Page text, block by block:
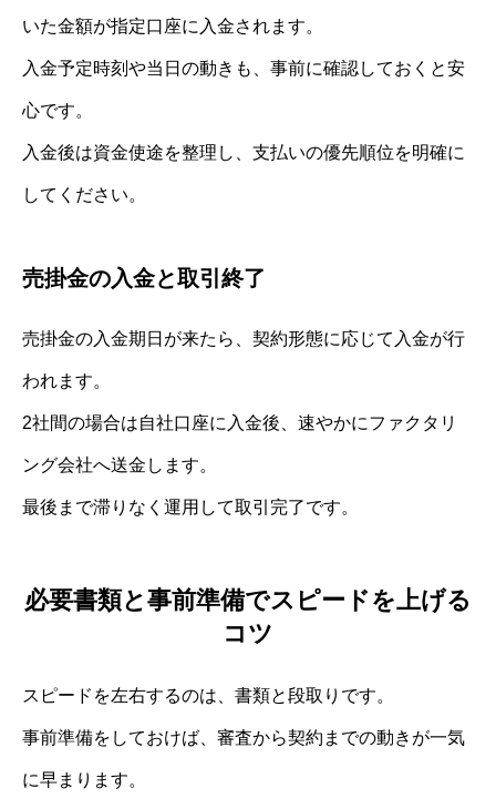
いた金額が指定口座に入金されます。
入金予定時刻や当日の動きも、事前に確認しておくと安
心です。
入金後は資金使途を整理し、支払いの優先順位を明確に
してください。
売掛金の入金と取引終了
売掛金の入金期日が来たら、契約形態に応じて入金が行
われます。
2社間の場合は自社口座に入金後、速やかにファクタリ
ング会社へ送金します。
最後まで滞りなく運用して取引完了です。
必要書類と事前準備でスピードを上げる
コツ
スピードを左右するのは、書類と段取りです。
事前準備をしておけば、審査から契約までの動きが一気
に早まります。